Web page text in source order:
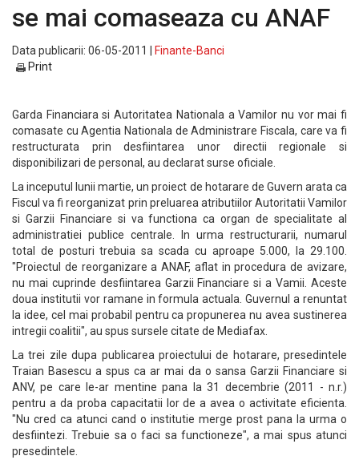
se mai comaseaza cu ANAF
Data publicarii: 06-05-2011 |
Finante-Banci
Print
Garda Financiara si Autoritatea Nationala a Vamilor nu vor mai fi
comasate cu Agentia Nationala de Administrare Fiscala, care va fi
restructurata prin desfiintarea unor directii regionale si
disponibilizari de personal, au declarat surse oficiale.
La inceputul lunii martie, un proiect de hotarare de Guvern arata ca
Fiscul va fi reorganizat prin preluarea atributiilor Autoritatii Vamilor
si Garzii Financiare si va functiona ca organ de specialitate al
administratiei publice centrale. In urma restructurarii, numarul
total de posturi trebuia sa scada cu aproape 5.000, la 29.100.
"Proiectul de reorganizare a ANAF, aflat in procedura de avizare,
nu mai cuprinde desfiintarea Garzii Financiare si a Vamii. Aceste
doua institutii vor ramane in formula actuala. Guvernul a renuntat
la idee, cel mai probabil pentru ca propunerea nu avea sustinerea
intregii coalitii", au spus sursele citate de Mediafax.
La trei zile dupa publicarea proiectului de hotarare, presedintele
Traian Basescu a spus ca ar mai da o sansa Garzii Financiare si
ANV, pe care le-ar mentine pana la 31 decembrie (2011 - n.r.)
pentru a da proba capacitatii lor de a avea o activitate eficienta.
"Nu cred ca atunci cand o institutie merge prost pana la urma o
desfiintezi. Trebuie sa o faci sa functioneze", a mai spus atunci
presedintele.